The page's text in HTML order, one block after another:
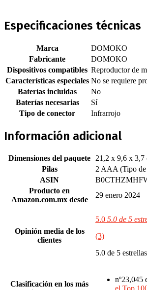
Especificaciones técnicas
Marca
‎DOMOKO
Fabricante
‎DOMOKO
Dispositivos compatibles ‎Reproductor de
Características especiales ‎No se requiere
Baterías incluidas
‎No
Baterías necesarias
‎Sí
Tipo de conector
‎Infrarrojo
Información adicional
Dimensiones del paquete 21,2 x 9,6 x 3,7
Pilas
2 AAA (Tipo de
ASIN
Producto en
Amazon.com.mx desde
29 enero 2024
Opinión media de los
clientes
5.0 5.0 de 5
(3)
5.0 de 5 estrellas
Clasificación en los más
nº23,045